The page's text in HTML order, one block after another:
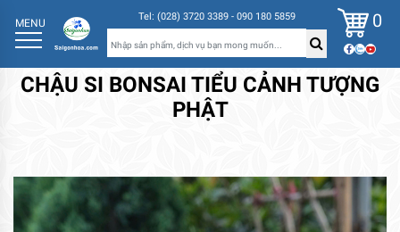
MENU Tel: (028) 3720 3389 - 090 180 5859 0
CHẬU SI BONSAI TIỂU CẢNH TƯỢNG
PHẬT